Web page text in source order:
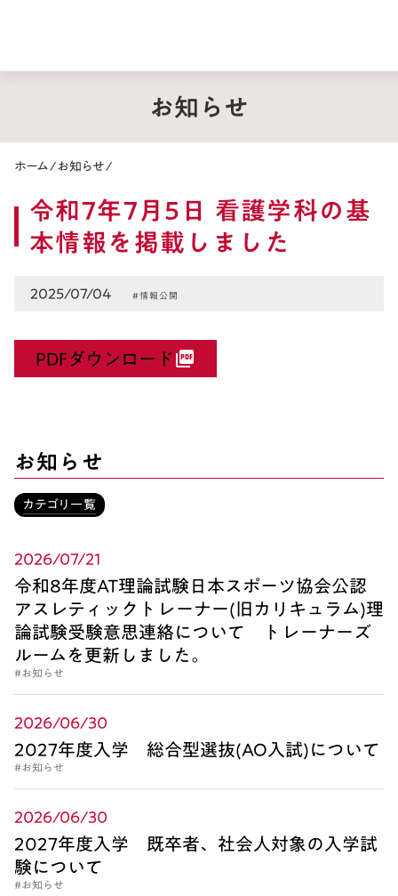
お知らせ
ホーム/お知らせ/
令和7年7月5日 看護学科の基
本情報を掲載しました
2025/07/04 #情報公開
PDFダウンロードpicture_as_pdf
お知らせ
カテゴリ一覧
2026/07/21
令和8年度AT理論試験日本スポーツ協会公認
アスレティックトレーナー(旧カリキュラム)理
論試験受験意思連絡について トレーナーズ
ルームを更新しました。
#お知らせ
2026/06/30
2027年度入学 総合型選抜(AO入試)について
#お知らせ
2026/06/30
2027年度入学 既卒者、社会人対象の入学試
験について
#お知らせ